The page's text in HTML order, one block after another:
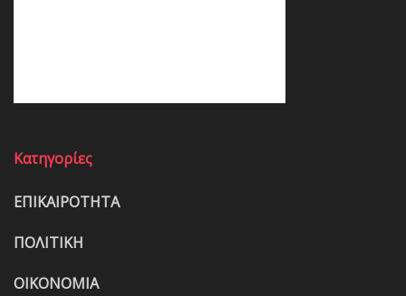
Κατηγορίες
ΕΠΙΚΑΙΡΟΤΗΤΑ
ΠΟΛΙΤΙΚΗ
ΟΙΚΟΝΟΜΙΑ